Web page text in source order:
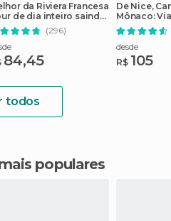
da Riviera Francesa
de dia inteiro saindo
Nice
(296)
84,45
De Nice,
Mônaco:
Riviera
desde
R$ 105
todos
populares